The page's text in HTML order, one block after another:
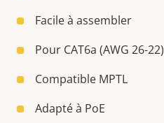
Facile à assembler
Pour CAT6a (AWG 26-22)
Compatible MPTL
Adapté à PoE